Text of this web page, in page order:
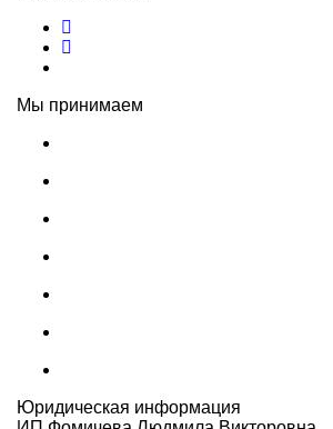
Мы принимаем
Юридическая информация